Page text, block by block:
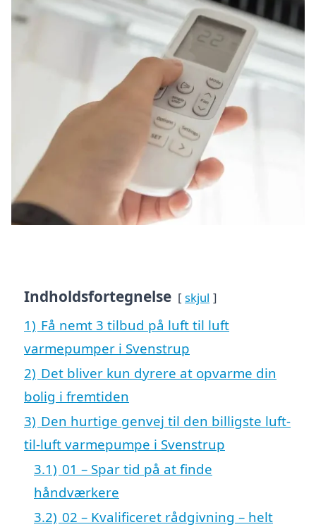
Indholdsfortegnelse skjul
1) Få nemt 3 tilbud på luft til luft
varmepumper i Svenstrup
2) Det bliver kun dyrere at opvarme din
bolig i fremtiden
3) Den hurtige genvej til den billigste luft-
til-luft varmepumpe i Svenstrup
3.1) 01 – Spar tid på at finde
håndværkere
3.2) 02 – Kvalificeret rådgivning – helt